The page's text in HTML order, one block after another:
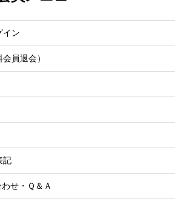
イン
員退会）
記
せ・Ｑ＆Ａ